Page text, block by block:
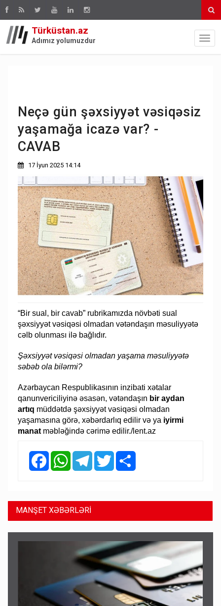
Türküstan.az
Adımız yolumuzdur
Neçə gün şəxsiyyət vəsiqəsiz
yaşamağa icazə var? -
CAVAB
17 İyun 2025 14:14
“Bir sual, bir cavab” rubrikamızda növbəti sual
şəxsiyyət vəsiqəsi olmadan vətəndaşın məsuliyyətə
cəlb olunması ilə bağlıdır.
Şəxsiyyət vəsiqəsi olmadan yaşama məsuliyyətə
səbəb ola bilərmi?
Azərbaycan Respublikasının inzibati xətalar
qanunvericiliyinə əsasən, vətəndaşın bir aydan
artıq müddətdə şəxsiyyət vəsiqəsi olmadan
yaşamasına görə, xəbərdarlıq edilir və ya iyirmi
manat məbləğində cərimə edilir./lent.az
FacebookWhatsAppTelegramTwitter
MANŞET XƏBƏRLƏRİ